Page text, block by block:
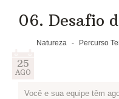
06. Desafio
Natureza - Percurso
25
AGO
Você e sua equipe têm